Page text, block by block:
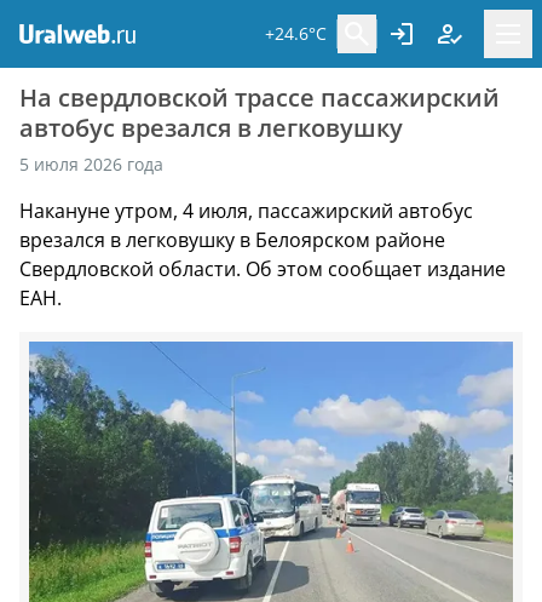
+24.6°C
На свердловской трассе пассажирский
автобус врезался в легковушку
5 июля 2026 года
Накануне утром, 4 июля, пассажирский автобус
врезался в легковушку в Белоярском районе
Свердловской области. Об этом сообщает издание
ЕАН.